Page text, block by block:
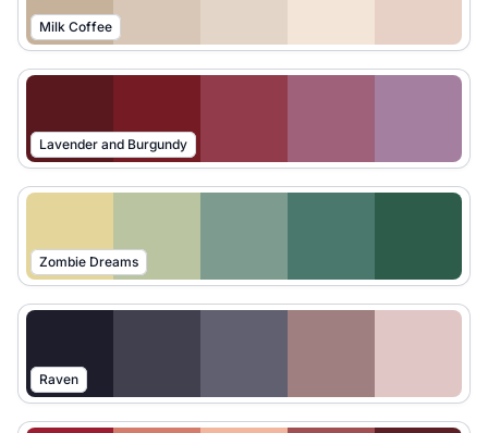
Milk Coffee
Lavender and Burgundy
Zombie Dreams
Raven